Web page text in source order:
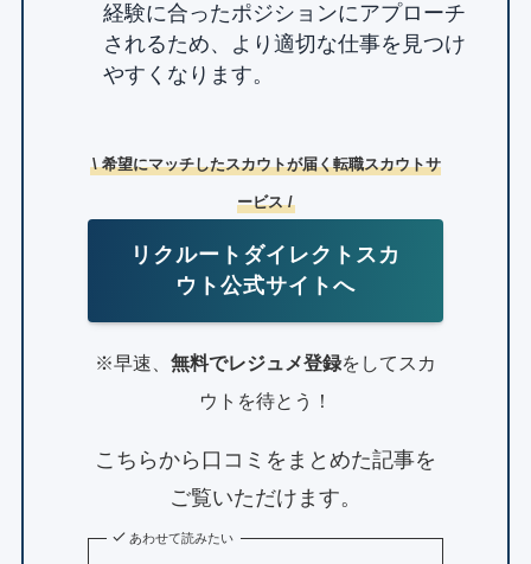
経験に合ったポジションにアプローチ
されるため、より適切な仕事を見つけ
やすくなります。
\ 希望にマッチしたスカウトが届く転職スカウトサ
ービス /
リクルートダイレクトスカ
ウト公式サイトへ
※早速、 無料でレジュメ登録をしてスカ
ウトを待とう！
こちらから口コミをまとめた記事を
ご覧いただけます。
あわせて読みたい